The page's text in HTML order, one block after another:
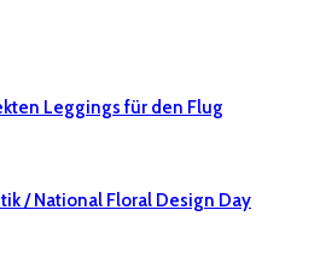
Leggings für den Flug
/ National Floral Design Day